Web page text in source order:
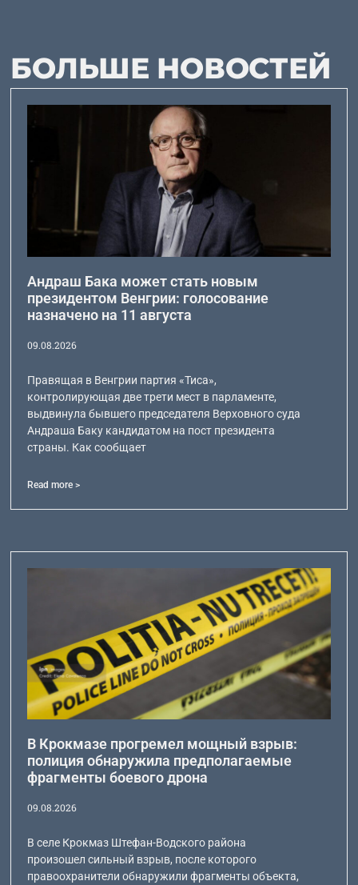
БОЛЬШЕ НОВОСТЕЙ
Андраш Бака может стать новым
президентом Венгрии: голосование
назначено на 11 августа
09.08.2026
Правящая в Венгрии партия «Тиса»,
контролирующая две трети мест в парламенте,
выдвинула бывшего председателя Верховного суда
Андраша Баку кандидатом на пост президента
страны. Как сообщает
Read more >
В Крокмазе прогремел мощный взрыв:
полиция обнаружила предполагаемые
фрагменты боевого дрона
09.08.2026
В селе Крокмаз Штефан-Водского района
произошел сильный взрыв, после которого
правоохранители обнаружили фрагменты объекта,